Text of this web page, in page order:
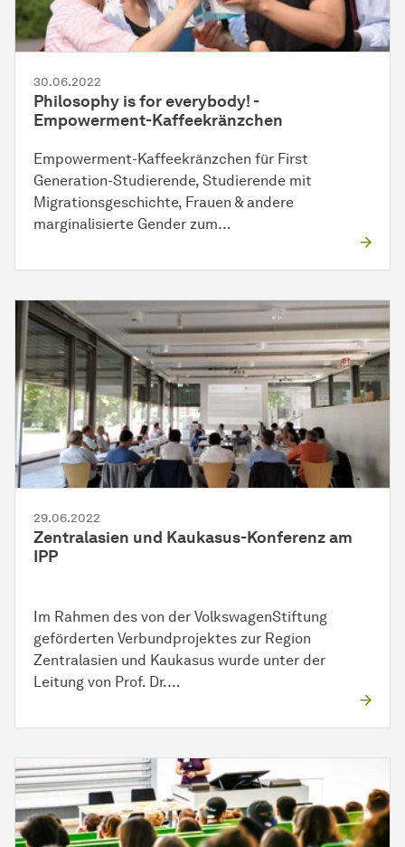
30.06.2022
Philosophy is for everybody! -
Empowerment-Kaffeekränzchen
Empowerment-Kaffeekränzchen für First
Generation-Studierende, Studierende mit
Migrationsgeschichte, Frauen & andere
marginalisierte Gender zum…
29.06.2022
Zentralasien und Kaukasus-Konferenz am
IPP
Im Rahmen des von der VolkswagenStiftung
geförderten Verbundprojektes zur Region
Zentralasien und Kaukasus wurde unter der
Leitung von Prof. Dr.…